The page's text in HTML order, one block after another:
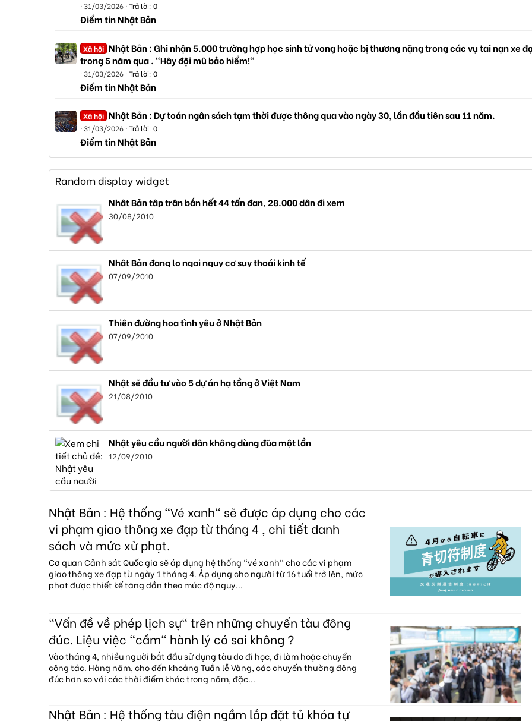
31/03/2026 Trả lời: 0
Điểm tin Nhật Bản
Xã hội Nhật Bản : Ghi nhận 5.000 trường hợp học sinh tử vong hoặc bị thương nặng trong các vụ tai nạn xe
trong 5 năm qua . "Hãy đội mũ bảo hiểm!"
31/03/2026 Trả lời: 0
Điểm tin Nhật Bản
Xã hội Nhật Bản : Dự toán ngân sách tạm thời được thông qua vào ngày 30, lần đầu tiên sau 11 năm.
31/03/2026 Trả lời: 0
Điểm tin Nhật Bản
Random display widget
Nhật Bản tập trận bắn hết 44 tấn đạn, 28.000 dân đi xem
30/08/2010
Nhật Bản đang lo ngại nguy cơ suy thoái kinh tế
07/09/2010
Thiên đường hoa tình yêu ở Nhật Bản
07/09/2010
Nhật sẽ đầu tư vào 5 dự án hạ tầng ở Việt Nam
21/08/2010
Nhật yêu cầu người dân không dùng đũa một lần
12/09/2010
Nhật Bản : Hệ thống "Vé xanh" sẽ được áp dụng cho các
vi phạm giao thông xe đạp từ tháng 4 , chi tiết danh
sách và mức xử phạt.
Cơ quan Cảnh sát Quốc gia sẽ áp dụng hệ thống "vé xanh" cho các vi phạm
giao thông xe đạp từ ngày 1 tháng 4. Áp dụng cho người từ 16 tuổi trở lên, mức
phạt được thiết kế tăng dần theo mức độ nguy...
"Vấn đề về phép lịch sự" trên những chuyến tàu đông
đúc. Liệu việc "cầm" hành lý có sai không ?
Vào tháng 4, nhiều người bắt đầu sử dụng tàu do đi học, đi làm hoặc chuyển
công tác. Hàng năm, cho đến khoảng Tuần lễ Vàng, các chuyến thường đông
đúc hơn so với các thời điểm khác trong năm, đặc...
Nhật Bản : Hệ thống tàu điện ngầm lắp đặt tủ khóa tự